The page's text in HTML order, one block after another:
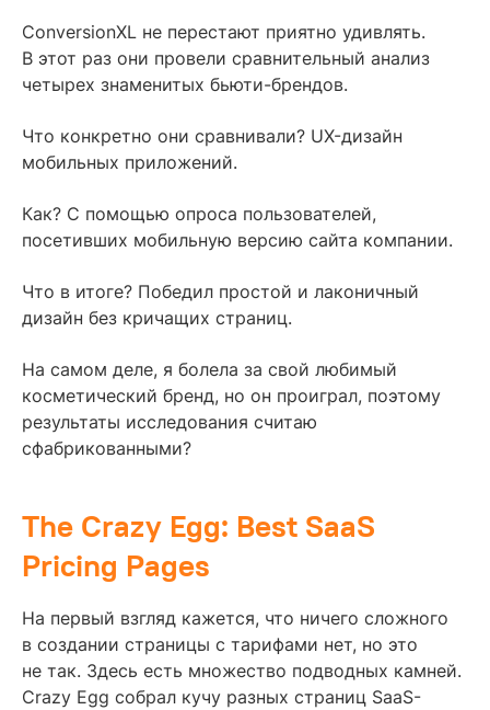
ConversionXL не перестают приятно удивлять.
В этот раз они провели сравнительный анализ
четырех знаменитых бьюти-брендов.
Что конкретно они сравнивали? UX-дизайн
мобильных приложений.
Как? С помощью опроса пользователей,
посетивших мобильную версию сайта компании.
Что в итоге? Победил простой и лаконичный
дизайн без кричащих страниц.
На самом деле, я болела за свой любимый
косметический бренд, но он проиграл, поэтому
результаты исследования считаю
сфабрикованными?
The Crazy Egg: Best SaaS
Pricing Pages
На первый взгляд кажется, что ничего сложного
в создании страницы с тарифами нет, но это
не так. Здесь есть множество подводных камней.
Crazy Egg собрал кучу разных страниц SaaS-